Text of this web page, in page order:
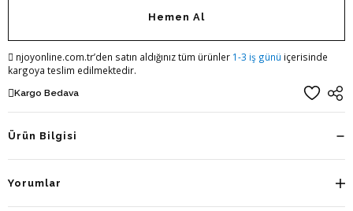
Hemen Al
njoyonline.com.tr’den satın aldığınız tüm ürünler 1-3 iş günü içerisinde
kargoya teslim edilmektedir.
Kargo Bedava
Ürün Bilgisi
Yorumlar